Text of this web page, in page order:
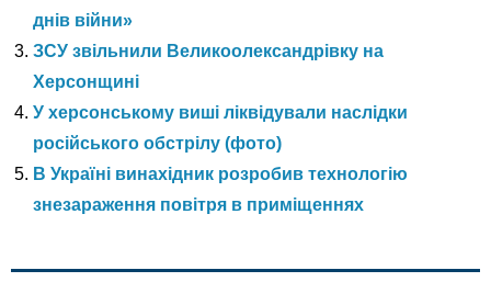
днів війни»
ЗСУ звільнили Великоолександрівку на
Херсонщині
У херсонському виші ліквідували наслідки
російського обстрілу (фото)
В Україні винахідник розробив технологію
знезараження повітря в приміщеннях